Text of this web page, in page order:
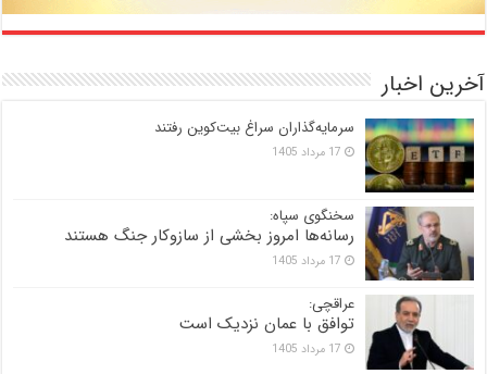
آخرین اخبار
سرمایه‌گذاران سراغ بیت‌کوین رفتند
17 مرداد 1405
سخنگوی سپاه:
رسانه‌ها امروز بخشی از سازوکار جنگ هستند
17 مرداد 1405
عراقچی:
توافق با عمان نزدیک است
17 مرداد 1405